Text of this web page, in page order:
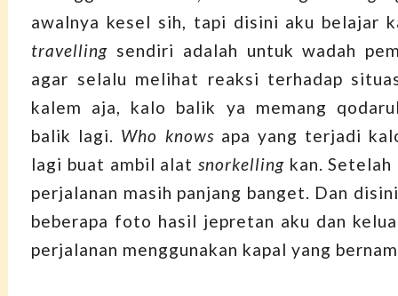
awalnya kesel sih, tapi disini aku belajar
travelling sendiri adalah untuk wadah
agar selalu melihat reaksi terhadap
kalem aja, kalo balik ya memang
balik lagi. Who knowsapa yang terjadi
lagi buat ambil alat snorkelling kan.
perjalanan masih panjang banget. Dan
beberapa foto hasil jepretan aku dan
perjalanan menggunakan kapal yang